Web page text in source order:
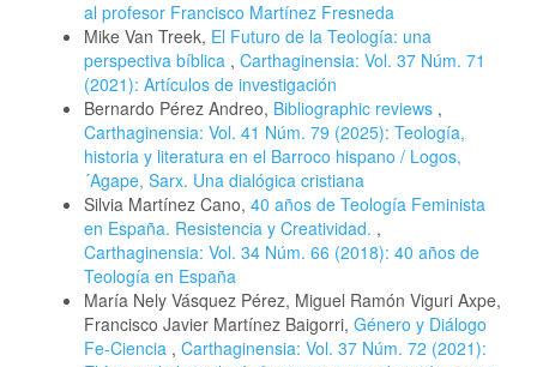
al profesor Francisco Martínez Fresneda
Mike Van Treek, El Futuro de la Teología: una
perspectiva bíblica , Carthaginensia: Vol. 37 Núm. 71
(2021): Artículos de investigación
Bernardo Pérez Andreo, Bibliographic reviews ,
Carthaginensia: Vol. 41 Núm. 79 (2025): Teología,
historia y literatura en el Barroco hispano / Logos,
´Agape, Sarx. Una dialógica cristiana
Silvia Martínez Cano, 40 años de Teología Feminista
en España. Resistencia y Creatividad. ,
Carthaginensia: Vol. 34 Núm. 66 (2018): 40 años de
Teología en España
María Nely Vásquez Pérez, Miguel Ramón Viguri Axpe,
Francisco Javier Martínez Baigorri, Género y Diálogo
Fe-Ciencia , Carthaginensia: Vol. 37 Núm. 72 (2021):